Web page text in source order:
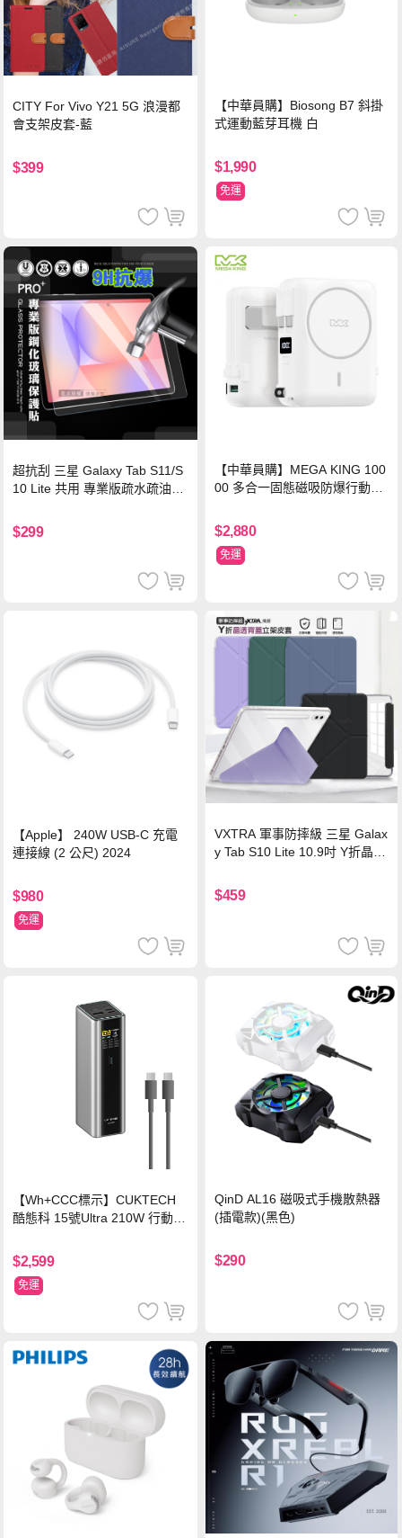
CITY For Vivo Y21 5G 浪漫都
會支架皮套-藍
$399
【中華員購】Biosong B7 斜掛
式運動藍芽耳機 白
$1,990
免運
超抗刮 三星 Galaxy Tab S11/S
10 Lite 共用 專業版疏水疏油9H
$299
【中華員購】MEGA KING 100
00 多合一固態磁吸防爆行動電
$2,880
免運
【Apple】 240W USB-C 充電
連接線 (2 公尺) 2024
$980
免運
VXTRA 軍事防摔級 三星 Galax
y Tab S10 Lite 10.9吋 Y折晶透
$459
【Wh+CCC標示】CUKTECH
酷態科 15號Ultra 210W 行動電
$2,599
免運
QinD AL16 磁吸式手機散熱器
(插電款)(黑色)
$290